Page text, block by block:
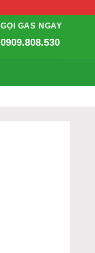
GỌI GAS NGAY
0909.808.530